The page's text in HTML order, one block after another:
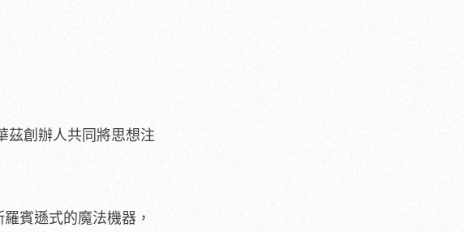
茲創辦人共同將思想注
賓遜式的魔法機器，